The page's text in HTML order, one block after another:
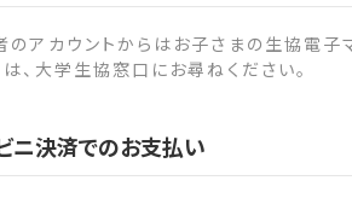
のアカウントからはお子さまの生協電子
は、大学生協窓口にお尋ねください。
ニ決済でのお支払い